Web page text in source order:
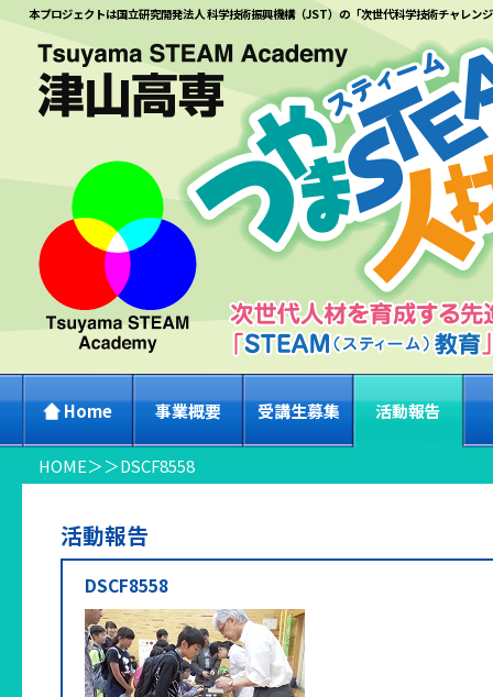
本プロジェクトは国立研究開発法人 科学技術振興機構（JST）の「次世代科学技術チャレン
Home 事業概要 受講生募集 活動報告
HOME＞＞DSCF8558
活動報告
DSCF8558